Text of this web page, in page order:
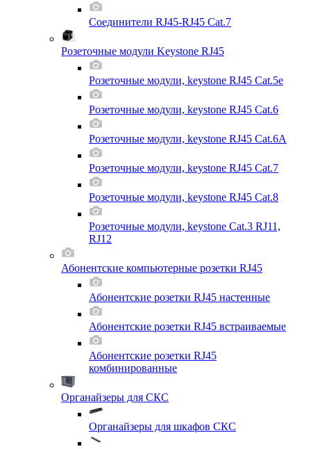
Соединители RJ45-RJ45 Cat.7
Розеточные модули Keystone RJ45
Розеточные модули, keystone RJ45 Cat.5e
Розеточные модули, keystone RJ45 Cat.6
Розеточные модули, keystone RJ45 Cat.6A
Розеточные модули, keystone RJ45 Cat.7
Розеточные модули, keystone RJ45 Cat.8
Розеточные модули, keystone Cat.3 RJ11,
RJ12
Абонентские компьютерные розетки RJ45
Абонентские розетки RJ45 настенные
Абонентские розетки RJ45 встраиваемые
Абонентские розетки RJ45
комбинированные
Органайзеры для СКС
Органайзеры для шкафов СКС